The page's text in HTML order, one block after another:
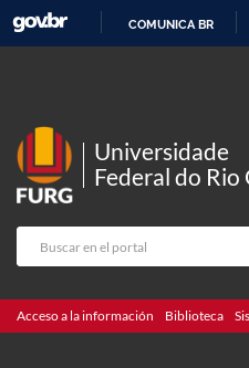
COMUNICA BR
Universidade
Federal do Rio
Acceso a la información Biblioteca